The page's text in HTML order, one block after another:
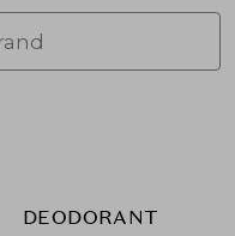
DEODORANT